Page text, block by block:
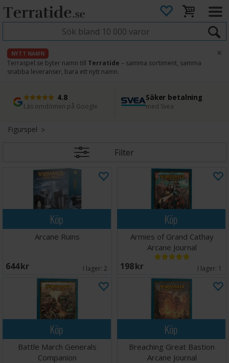
NYTT NAMN
Terraspel.se byter namn till Terratide – samma sortiment, samma
snabba leveranser, bara ett nytt namn.
×
4.8
Läs omdömen på Google
Säker betalning
med Svea
Snabb leverans
Direkt från lager
45 dagars ångerrätt
Enkel retur
Figurspel
Filter
Köp
Arcane Ruins
644 SEK I lager: 2
Köp
Armies of Grand Cathay
Arcane Journal
198 SEK I lager: 1
Köp
Battle March Generals
Companion
Köp
Breaching Great Bastion
Arcane Journal